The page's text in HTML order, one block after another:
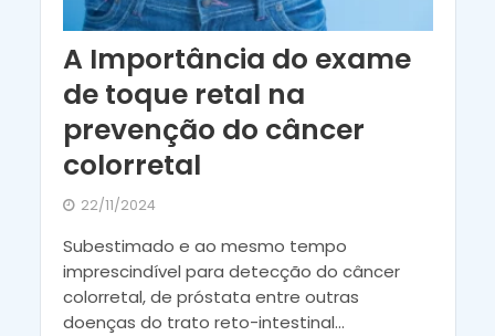
A Importância do exame
de toque retal na
prevenção do câncer
colorretal
22/11/2024
Subestimado e ao mesmo tempo
imprescindível para detecção do câncer
colorretal, de próstata entre outras
doenças do trato reto-intestinal...